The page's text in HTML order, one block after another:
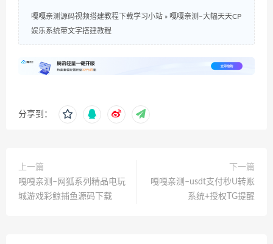
嘎嘎亲测源码视频搭建教程下载学习小站 » 嘎嘎亲测–大幅天天CP
娱乐系统带文字搭建教程
分享到：
上一篇
嘎嘎亲测–网狐系列精品电玩
城游戏彩鲸捕鱼源码下载
下一篇
嘎嘎亲测–usdt支付秒U转账
系统+授权TG提醒